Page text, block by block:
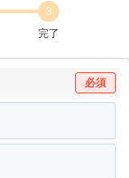
3
完了
必須